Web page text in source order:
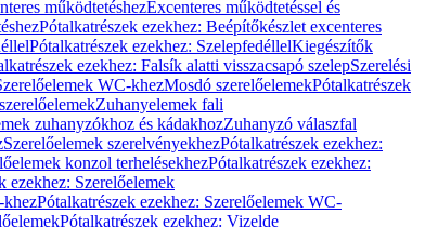
működtetéshezExcenteres működtetéssel és
Pótalkatrészek ezekhez: Beépítőkészlet excenteres
Pótalkatrészek ezekhez: SzelepfedéllelKiegészítők
ezekhez: Falsík alatti visszacsapó szelepSzerelési
WC-khezMosdó szerelőelemekPótalkatrészek
Zuhanyelemek fali
zuhanyzókhoz és kádakhozZuhanyzó válaszfal
Szerelőelemek szerelvényekhezPótalkatrészek ezekhez:
konzol terhelésekhezPótalkatrészek ezekhez:
ezekhez: Szerelőelemek
khezPótalkatrészek ezekhez: Szerelőelemek WC-
Pótalkatrészek ezekhez: Vizelde